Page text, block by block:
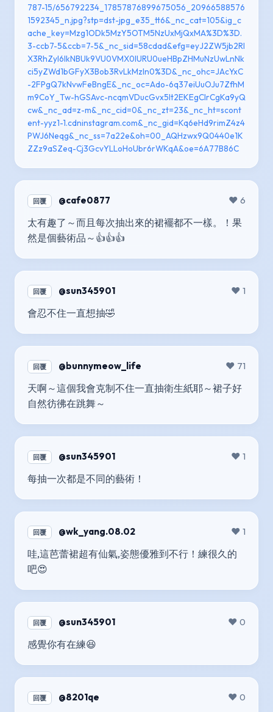
787-15/656792234_17857876899675056_20966588576
1592345_n.jpg?stp=dst-jpg_e35_tt6&_nc_cat=105&ig_c
ache_key=Mzg1ODk5MzY5OTM5NzUxMjQxMA%3D%3D.
3-ccb7-5&ccb=7-5&_nc_sid=58cdad&efg=eyJ2ZW5jb2Rl
X3RhZyI6IkNBUk9VU0VMX0lURU0ueHBpZHMuNzUwLnNk
ci5yZWd1bGFyX3Bob3RvLkMzIn0%3D&_nc_ohc=JAcYxC
-2FPgQ7kNvwFeBngE&_nc_oc=Ado-6q37eiUuOJu7ZfhM
m9CoY_Tw-hGSAvc-ncqmVDucGvx5lt2EKEgCIrCgKa9yQ
cw&_nc_ad=z-m&_nc_cid=0&_nc_zt=23&_nc_ht=scont
ent-yyz1-1.cdninstagram.com&_nc_gid=Kq6eHd9rimZ4z4
PWJ6Neqg&_nc_ss=7a22e&oh=00_AQHzwx9Q0440e1K
ZZz9aSZeq-Cj3GcvYLLoHoUbr6rWKqA&oe=6A77B86C
回覆 @cafe0877 ❤️ 6
太有趣了～而且每次抽出來的裙襬都不一樣。！果
然是個藝術品～👍👍👍
回覆 @sun345901 ❤️ 1
會忍不住一直想抽🤣
回覆 @bunnymeow_life ❤️ 71
天啊～這個我會克制不住一直抽衛生紙耶～裙子好
自然彷彿在跳舞～
回覆 @sun345901 ❤️ 1
每抽一次都是不同的藝術！
回覆 @wk_yang.08.02 ❤️ 1
哇,這芭蕾裙超有仙氣,姿態優雅到不行！練很久的
吧😍
回覆 @sun345901 ❤️ 0
感覺你有在練😆
回覆 @8201qe ❤️ 0